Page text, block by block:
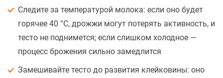
Следите за температурой молока: если оно будет
горячее 40 °C, дрожжи могут потерять активность, и
тесто не поднимется; если слишком холодное —
процесс брожения сильно замедлится
Замешивайте тесто до развития клейковины: оно